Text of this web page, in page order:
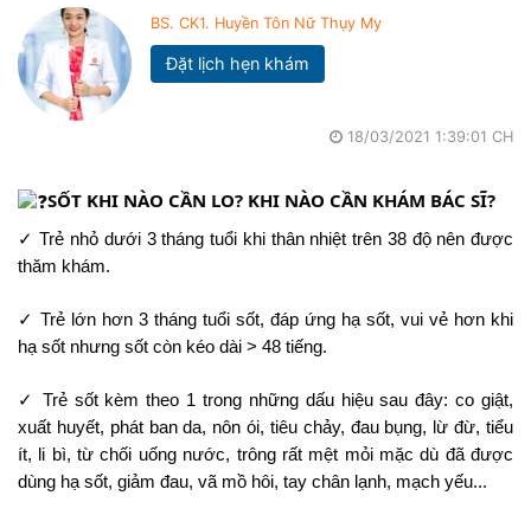
BS. CK1. Huyền Tôn Nữ Thụy My
Đặt lịch hẹn khám
18/03/2021 1:39:01 CH
SỐT KHI NÀO CẦN LO? KHI NÀO CẦN KHÁM BÁC SĨ?
✓ Trẻ nhỏ dưới 3 tháng tuổi khi thân nhiệt trên 38 độ nên được
thăm khám.
✓ Trẻ lớn hơn 3 tháng tuổi sốt, đáp ứng hạ sốt, vui vẻ hơn khi
hạ sốt nhưng sốt còn kéo dài > 48 tiếng.
✓ Trẻ sốt kèm theo 1 trong những dấu hiệu sau đây: co giật,
xuất huyết, phát ban da, nôn ói, tiêu chảy, đau bụng, lừ đừ, tiểu
ít, li bì, từ chối uống nước, trông rất mệt mỏi mặc dù đã được
dùng hạ sốt, giảm đau, vã mồ hôi, tay chân lạnh, mạch yếu...